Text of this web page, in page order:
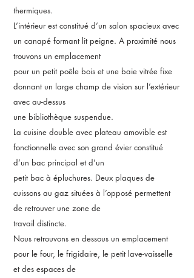
thermiques.
L’intérieur est constitué d’un salon spacieux avec
un canapé formant lit peigne. A proximité nous
trouvons un emplacement
pour un petit poêle bois et une baie vitrée fixe
donnant un large champ de vision sur l’extérieur
avec au-dessus
une bibliothèque suspendue.
La cuisine double avec plateau amovible est
fonctionnelle avec son grand évier constitué
d’un bac principal et d’un
petit bac à épluchures. Deux plaques de
cuissons au gaz situées à l’opposé permettent
de retrouver une zone de
travail distincte.
Nous retrouvons en dessous un emplacement
pour le four, le frigidaire, le petit lave-vaisselle
et des espaces de